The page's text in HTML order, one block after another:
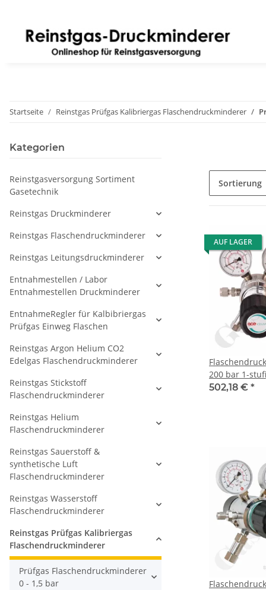
Startseite Reinstgas Prüfgas Kalibriergas Flaschendruckminderer
Sortierung
AUF LAGER
200 bar 1-
regelbar -
502,18 € *
Kategorien
Reinstgasversorgung Sortiment
Gasetechnik
Reinstgas Druckminderer
Reinstgas Flaschendruckminderer
Reinstgas Leitungsdruckminderer
Entnahmestellen / Labor
Entnahmestellen Druckminderer
EntnahmeRegler für Kalbibriergas
Prüfgas Einweg Flaschen
Reinstgas Argon Helium CO2
Edelgas Flaschendruckminderer
Reinstgas Stickstoff
Flaschendruckminderer
Reinstgas Helium
Flaschendruckminderer
Reinstgas Sauerstoff &
synthetische Luft
Flaschendruckminderer
Reinstgas Wasserstoff
Flaschendruckminderer
Reinstgas Prüfgas Kalibriergas
Flaschendruckminderer
Prüfgas Flaschendruckminderer
0 - 1,5 bar